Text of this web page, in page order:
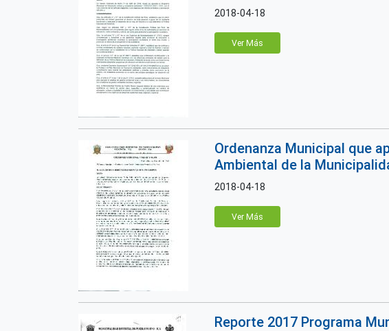
2018-04-18
Ver Más
Ordenanza Municipal que
Ambiental de la
2018-04-18
Ver Más
Reporte 2017 Programa